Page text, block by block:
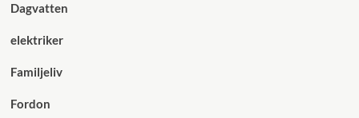
Dagvatten
elektriker
Familjeliv
Fordon